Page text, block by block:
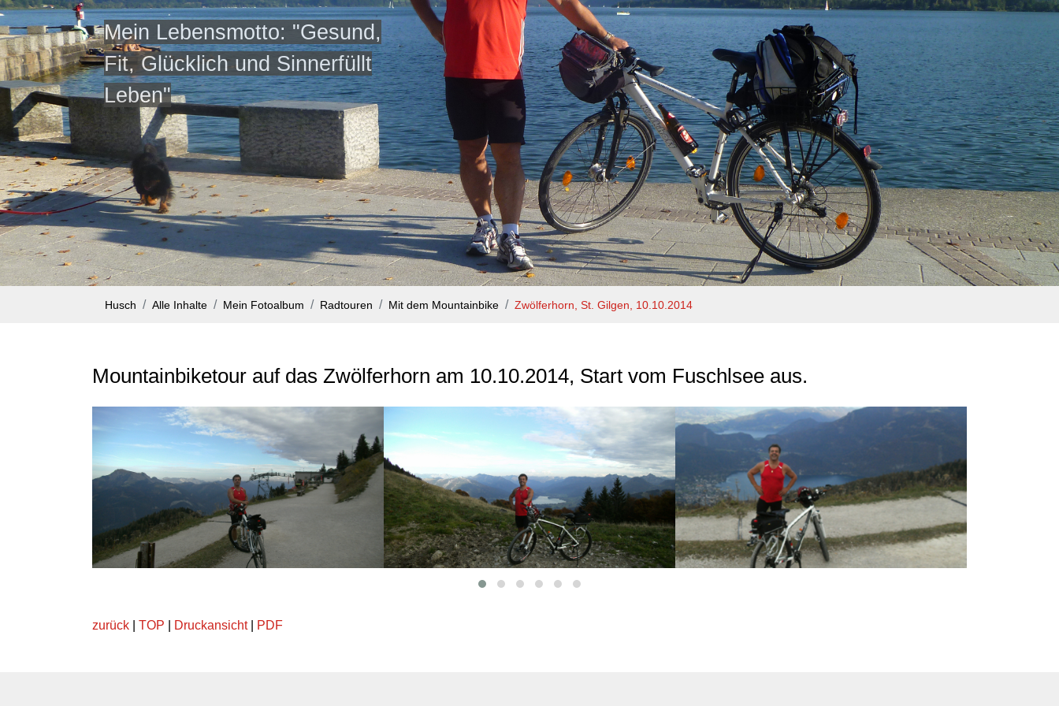
Mein Lebensmotto: "Gesund,
Fit, Glücklich und Sinnerfüllt
Leben"
Husch Alle Inhalte Mein Fotoalbum Radtouren Mit dem Mountainbike Zwölferhorn, St. Gilgen, 10.10.2014
Mountainbiketour auf das Zwölferhorn am 10.10.2014, Start vom Fuschlsee aus.
zurück TOP Druckansicht| PDF